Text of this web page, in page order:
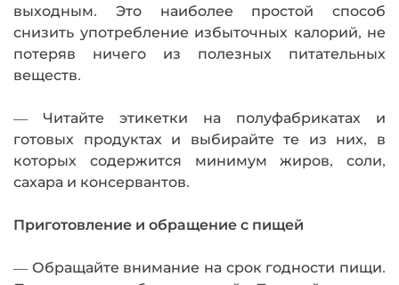
выходным. Это наиболее простой способ
снизить употребление избыточных калорий, не
потеряв ничего из полезных питательных
веществ.
— Читайте этикетки на полуфабрикатах и
готовых продуктах и выбирайте те из них, в
которых содержится минимум жиров, соли,
сахара и консервантов.
Приготовление и обращение с пищей
— Обращайте внимание на срок годности пищи.